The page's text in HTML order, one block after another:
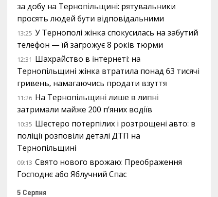
за добу на Тернопільщині: рятувальники
просять людей бути відповідальними
13:25 У Тернополі жінка спокусилась на забутий
телефон — їй загрожує 8 років тюрми
12:31 Шахрайство в інтернеті: на
Тернопільщині жінка втратила понад 63 тисячі
гривень, намагаючись продати взуття
11:26 На Тернопільщині лише в липні
затримали майже 200 п’яних водіїв
10:35 Шестеро потерпілих і розтрощені авто: в
поліції розповіли деталі ДТП на
Тернопільщині
09:13 Свято нового врожаю: Преображення
Господнє або Яблучний Спас
5 Серпня